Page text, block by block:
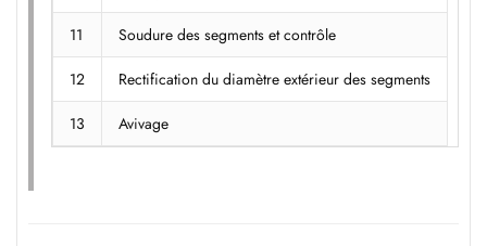
11 Soudure des segments et contrôle
12 Rectification du diamètre extérieur des segments
13 Avivage